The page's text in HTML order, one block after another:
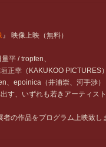
』 映像上映（無料）
平 / tropfen、
正幸（KAKUKOO PICTURES）
、epoinica（井浦崇、河手渉）
す、いずれも若きアーティスト
の作品をプログラム上映致し